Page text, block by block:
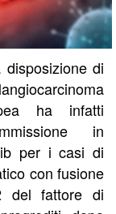
di
ha infatti
in
per i casi di
con fusione
del fattore di